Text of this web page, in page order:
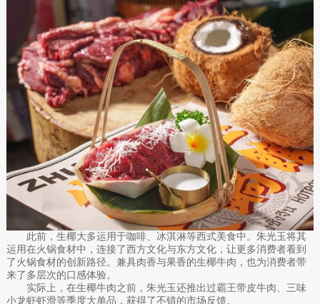
此前，生椰大多运用于咖啡、冰淇淋等西式美食中。朱光玉将其
运用在火锅食材中，连接了西方文化与东方文化，让更多消费者看到
了火锅食材的创新路径。兼具肉香与果香的生椰牛肉，也为消费者带
来了多层次的口感体验。
实际上，在生椰牛肉之前，朱光玉还推出过霸王带皮牛肉、三味
小龙虾虾滑等季度大单品，获得了不错的市场反馈。